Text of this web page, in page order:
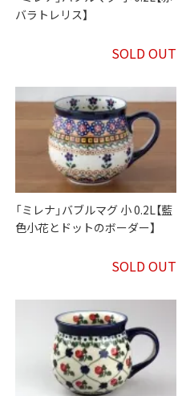
バラトレリス】
SOLD OUT
「ミレナ」バブルマグ 小 0.2L【藍
色小花とドットのボーダー】
SOLD OUT